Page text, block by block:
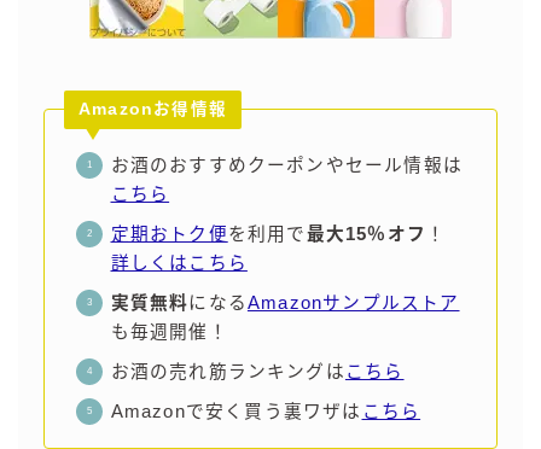
Amazonお得情報
お酒のおすすめクーポンやセール情報は
こちら
定期おトク便を利用で最大15％オフ ！
詳しくはこちら
実質無料になるAmazonサンプルストア
も毎週開催！
お酒の売れ筋ランキングは こちら
Amazonで安く買う裏ワザは こちら